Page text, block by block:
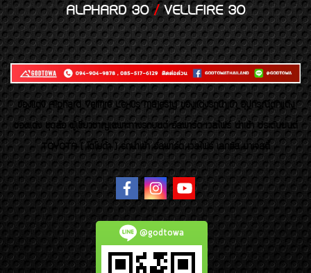
ALPHARD 30/VELLFIRE 30
ของเเต่ง Alphard Vellfire Lexus Majesty ของเเต่งรถนำเข้า อุปกรณ์ตกแต่ง
ของแต่ง ชุดล้อ ผู้เชี่ยวชาญเฉพาะทางรถยนต์ อัลพาร์ด เวลไฟร์ นำเข้า ประดับยนต์
TOYOTA ( โตโยต้า ) รถนำเข้า อัลพาร์ด เวลไฟร์ เลกซัส มาเจสตี้
@godtowa